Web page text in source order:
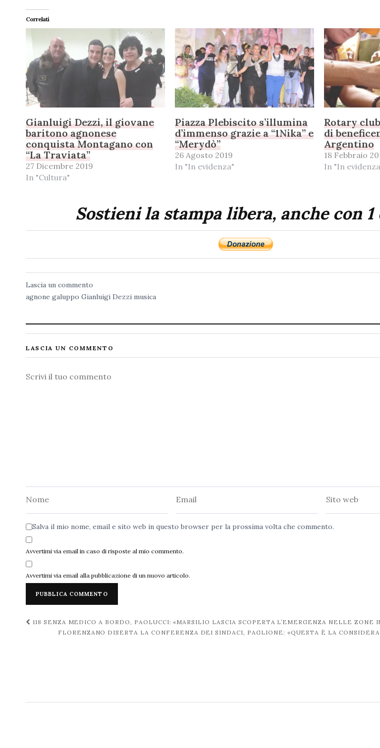
Correlati
Gianluigi Dezzi, il giovane
baritono agnonese
conquista Montagano con
“La Traviata”
27 Dicembre 2019
In "Cultura"
Piazza Plebiscito s’illumina
d’immenso grazie a “1Nika” e
“Merydò”
26 Agosto 2019
In "In evidenza"
Rotary
di
Argentino
18 Febbraio
In "In
Sostieni la stampa libera, anche con 1
Lascia un commento
agnone galuppo Gianluigi Dezzi musica
LASCIA UN COMMENTO
Commento
Salva il mio nome, email e sito web in questo browser per la prossima volta che commento.
Avvertimi via email in caso di risposte al mio commento.
Avvertimi via email alla pubblicazione di un nuovo articolo.
Navigazione
118 SENZA MEDICO A BORDO, PAOLUCCI: «MARSILIO LASCIA SCOPERTA L’EMERGENZA NELLE ZONE
FLORENZANO DISERTA LA CONFERENZA DEI SINDACI, PAGLIONE: «QUESTA È LA